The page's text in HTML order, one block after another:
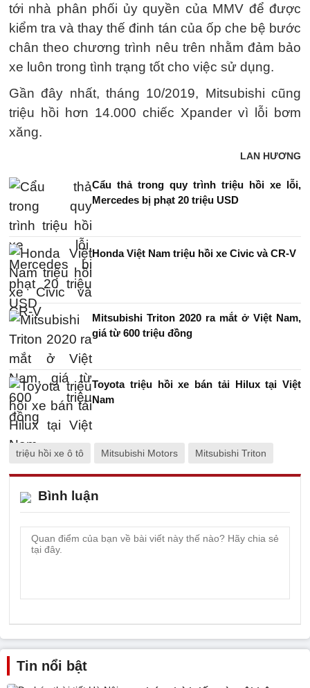
tới nhà phân phối ủy quyền của MMV để được
kiểm tra và thay thế đinh tán của ốp che bệ bước
chân theo chương trình nêu trên nhằm đảm bảo
xe luôn trong tình trạng tốt cho việc sử dụng.
Gần đây nhất, tháng 10/2019, Mitsubishi cũng
triệu hồi hơn 14.000 chiếc Xpander vì lỗi bơm
xăng.
LAN HƯƠNG
Cẩu thả trong quy trình triệu hồi xe lỗi,
Mercedes bị phạt 20 triệu USD
Honda Việt Nam triệu hồi xe Civic và CR-V
Mitsubishi Triton 2020 ra mắt ở Việt Nam,
giá từ 600 triệu đồng
Toyota triệu hồi xe bán tải Hilux tại Việt
Nam
triệu hồi xe ô tô Mitsubishi Motors Mitsubishi Triton
Bình luận
Tin nổi bật